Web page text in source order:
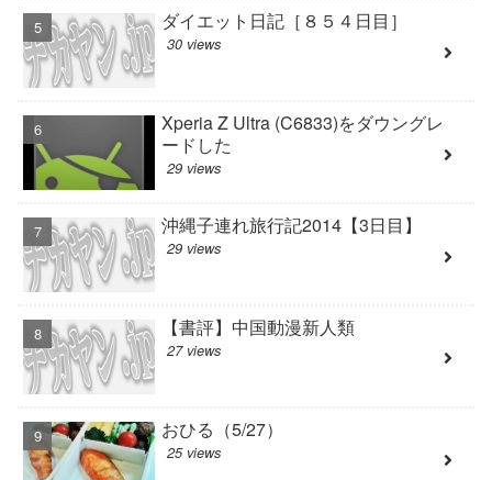
ダイエット日記［８５４日目］
30 views
Xperia Z Ultra (C6833)をダウングレ
ードした
29 views
沖縄子連れ旅行記2014【3日目】
29 views
【書評】中国動漫新人類
27 views
おひる（5/27）
25 views